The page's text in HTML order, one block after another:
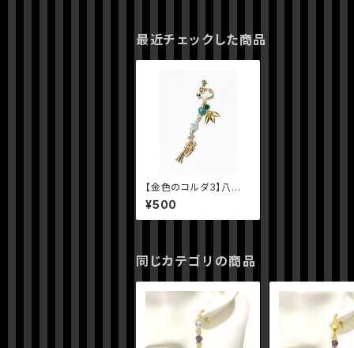
最近チェックした商品
【金色のコルダ3】八木
沢 雪広イメージアクセ
サリー
¥500
同じカテゴリの商品